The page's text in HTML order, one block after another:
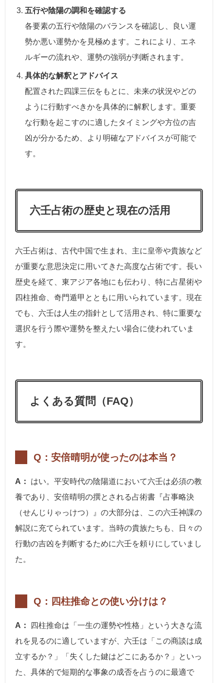
五行や陰陽の調和を確認する
各要素の五行や陰陽のバランスを確認し、良い運
勢か悪い運勢かを見極めます。これにより、エネ
ルギーの流れや、運勢の強弱が判断されます。
具体的な解釈とアドバイス
配置された四課三伝をもとに、未来の状況やどの
ように行動すべきかを具体的に解釈します。重要
な行動を起こすのに適したタイミングや方位の吉
凶が分かるため、より明確なアドバイスが可能で
す。
六壬占術の歴史と現在の活用
六壬占術は、古代中国で生まれ、主に皇帝や貴族など
が重要な意思決定に用いてきた高度な占術です。長い
歴史を経て、東アジア各地にも伝わり、特に占星術や
四柱推命、奇門遁甲とともに用いられています。現在
でも、六壬は人生の指針として活用され、特に重要な
選択を行う際や運勢を整えたい場合に使われていま
す。
よくある質問（FAQ）
Q：安倍晴明が使ったのは本当？
A：
はい。平安時代の陰陽道において六壬は必須の教
養であり、安倍晴明の撰とされる占術書『占事略決
（せんじりゃっけつ）』の大部分は、この六壬神課の
解説に充てられています。当時の貴族たちも、日々の
行動の吉凶を判断するために六壬を頼りにしていまし
た。
Q：四柱推命との使い分けは？
A：
四柱推命は「一生の運勢や性格」という大きな流
れを見るのに適していますが、六壬は「この商談は成
立するか？」「失くした鍵はどこにあるか？」といっ
た、具体的で短期的な事象の成否を占うのに最適で